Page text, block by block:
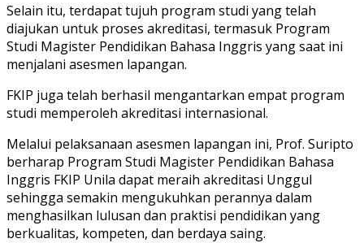
Selain itu, terdapat tujuh program studi yang telah
diajukan untuk proses akreditasi, termasuk Program
Studi Magister Pendidikan Bahasa Inggris yang saat ini
menjalani asesmen lapangan.
FKIP juga telah berhasil mengantarkan empat program
studi memperoleh akreditasi internasional.
Melalui pelaksanaan asesmen lapangan ini, Prof. Suripto
berharap Program Studi Magister Pendidikan Bahasa
Inggris FKIP Unila dapat meraih akreditasi Unggul
sehingga semakin mengukuhkan perannya dalam
menghasilkan lulusan dan praktisi pendidikan yang
berkualitas, kompeten, dan berdaya saing.